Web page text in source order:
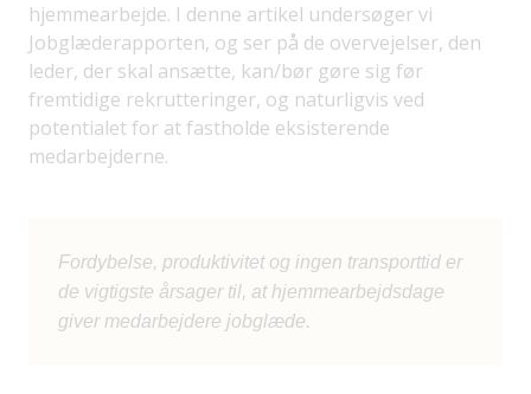
hjemmearbejde. I denne artikel undersøger vi
Jobglæderapporten, og ser på de overvejelser, den
leder, der skal ansætte, kan/bør gøre sig før
fremtidige rekrutteringer, og naturligvis ved
potentialet for at fastholde eksisterende
medarbejderne.
Fordybelse, produktivitet og ingen transporttid er
de vigtigste årsager til, at hjemmearbejdsdage
giver medarbejdere jobglæde.